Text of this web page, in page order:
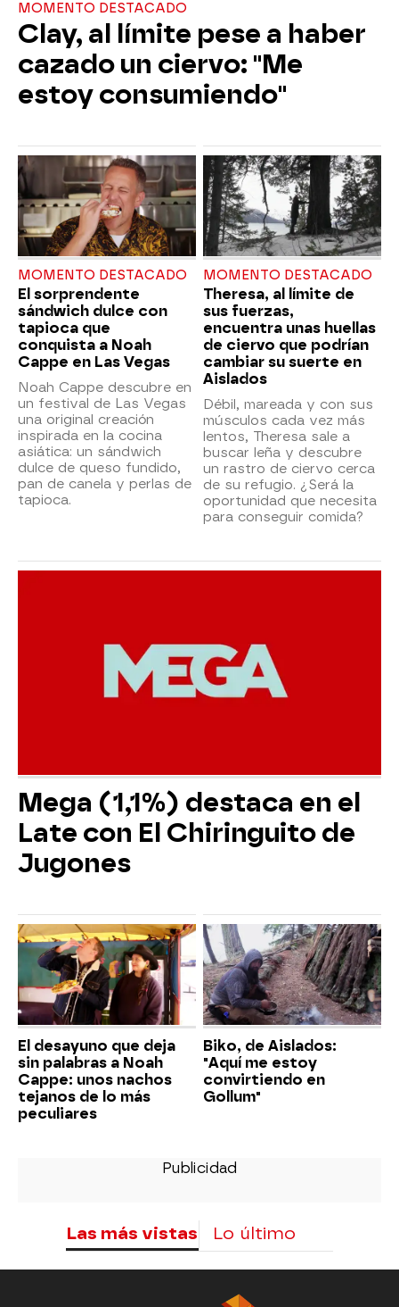
MOMENTO DESTACADO
Clay, al límite pese a haber
cazado un ciervo: "Me
estoy consumiendo"
MOMENTO DESTACADO
El sorprendente
sándwich dulce con
tapioca que
conquista a Noah
Cappe en Las Vegas
Noah Cappe descubre en
un festival de Las Vegas
una original creación
inspirada en la cocina
asiática: un sándwich
dulce de queso fundido,
pan de canela y perlas de
tapioca.
MOMENTO DESTACADO
Theresa, al límite de
sus fuerzas,
encuentra unas huellas
de ciervo que podrían
cambiar su suerte en
Aislados
Débil, mareada y con sus
músculos cada vez más
lentos, Theresa sale a
buscar leña y descubre
un rastro de ciervo cerca
de su refugio. ¿Será la
oportunidad que necesita
para conseguir comida?
Mega (1,1%) destaca en el
Late con El Chiringuito de
Jugones
El desayuno que deja
sin palabras a Noah
Cappe: unos nachos
tejanos de lo más
peculiares
Biko, de Aislados:
"Aquí me estoy
convirtiendo en
Gollum"
Las más vistas Lo último